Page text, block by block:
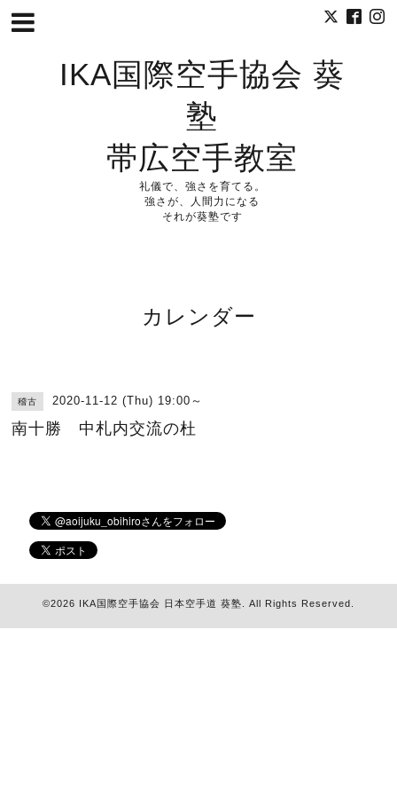
IKA国際空手協会 葵
塾
帯広空手教室
礼儀で、強さを育てる。
強さが、人間力になる
それが葵塾です
カレンダー
稽古 2020-11-12 (Thu) 19:00～
南十勝 中札内交流の杜
©2026 IKA国際空手協会 日本空手道 葵塾 . All Rights Reserved.